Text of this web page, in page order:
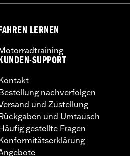
LERNEN
SUPPORT
nachverfolgen
und Zustellung
und Umtausch
gestellte Fragen